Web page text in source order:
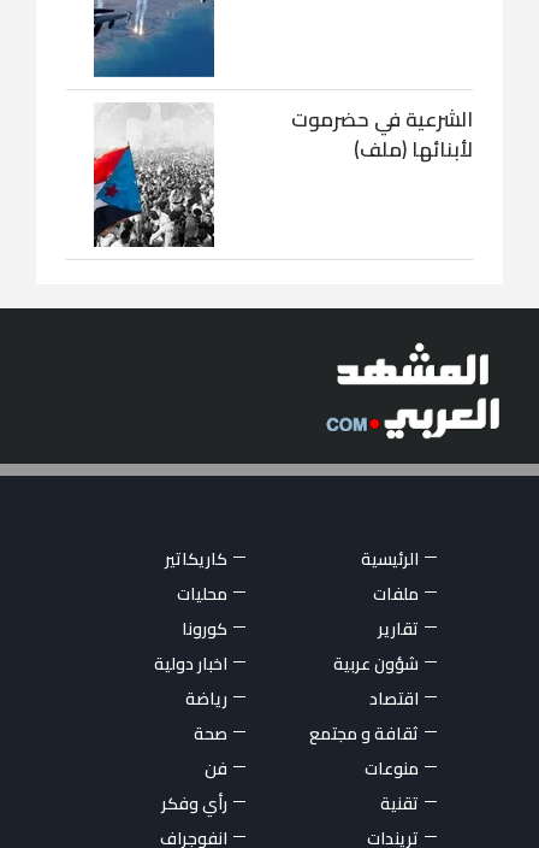
الشرعية في حضرموت
لأبنائها (ملف)
الرئيسية
كاريكاتير
ملفات
محليات
تقارير
كورونا
شؤون عربية
اخبار دولية
اقتصاد
رياضة
ثقافة و مجتمع
صحة
منوعات
فن
تقنية
رأي وفكر
تريندات
انفوجراف